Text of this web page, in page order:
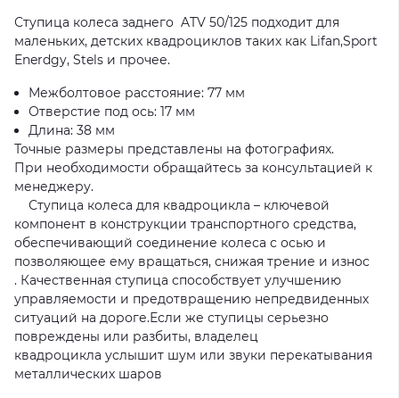
Ступица колеса заднего ATV 50/125 подходит для
маленьких, детских квадроциклов таких как Lifan,Sport
Enerdgy, Stels и прочее.
Межболтовое расстояние: 77 мм
Отверстие под ось: 17 мм
Длина: 38 мм
Точные размеры представлены на фотографиях.
При необходимости обращайтесь за консультацией к
менеджеру.
Ступица колеса для квадроцикла – ключевой
компонент в конструкции транспортного средства,
обеспечивающий соединение колеса с осью и
позволяющее ему вращаться, снижая трение и износ
. Качественная ступица способствует улучшению
управляемости и предотвращению непредвиденных
ситуаций на дороге.Если же ступицы серьезно
повреждены или разбиты, владелец
квадроцикла услышит шум или звуки перекатывания
металлических шаров